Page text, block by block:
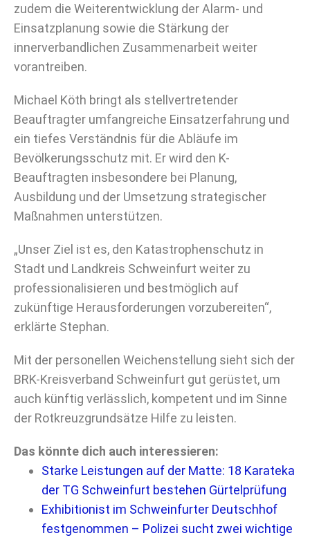
zudem die Weiterentwicklung der Alarm- und
Einsatzplanung sowie die Stärkung der
innerverbandlichen Zusammenarbeit weiter
vorantreiben.
Michael Köth bringt als stellvertretender
Beauftragter umfangreiche Einsatzerfahrung und
ein tiefes Verständnis für die Abläufe im
Bevölkerungsschutz mit. Er wird den K-
Beauftragten insbesondere bei Planung,
Ausbildung und der Umsetzung strategischer
Maßnahmen unterstützen.
„Unser Ziel ist es, den Katastrophenschutz in
Stadt und Landkreis Schweinfurt weiter zu
professionalisieren und bestmöglich auf
zukünftige Herausforderungen vorzubereiten“,
erklärte Stephan.
Mit der personellen Weichenstellung sieht sich der
BRK-Kreisverband Schweinfurt gut gerüstet, um
auch künftig verlässlich, kompetent und im Sinne
der Rotkreuzgrundsätze Hilfe zu leisten.
Das könnte dich auch interessieren:
Starke Leistungen auf der Matte: 18 Karateka
der TG Schweinfurt bestehen Gürtelprüfung
Exhibitionist im Schweinfurter Deutschhof
festgenommen – Polizei sucht zwei wichtige